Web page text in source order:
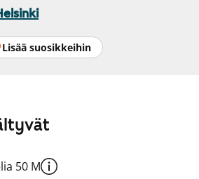
Lisää suosikkeihin
50 M